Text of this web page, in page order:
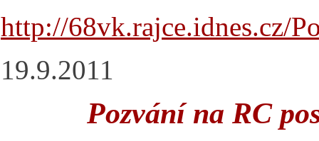
http://68vk.rajce.idnes.cz/
19.9.2011
Pozvání na RC